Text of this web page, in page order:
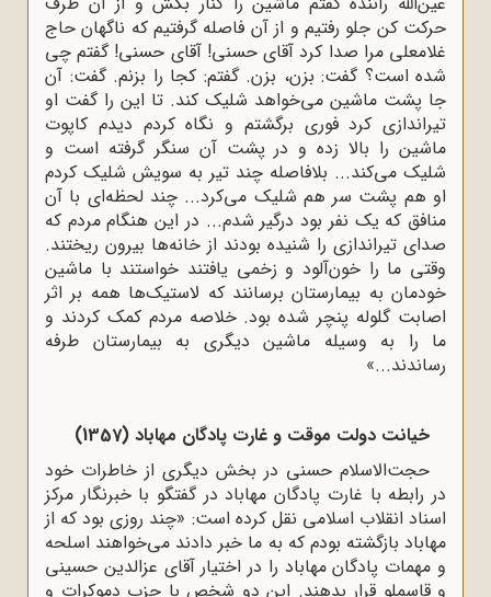
حرکت کن جلو رفتیم و از آن فاصله گرفتیم که ناگهان حاج
غلامعلی مرا صدا کرد آقای حسنی! آقای حسنی! گفتم چی
شده است؟ گفت: بزن، بزن. گفتم: کجا را بزنم. گفت: آن
جا پشت ماشین می‌خواهد شلیک کند. تا این را گفت او
تیراندازی کرد فوری برگشتم و نگاه کردم دیدم کاپوت
ماشین را بالا زده و در پشت آن سنگر گرفته است و
شلیک می‌کند... بلافاصله چند تیر به سویش شلیک کردم
او هم پشت سر هم شلیک می‌کرد... چند لحظه‌ای با آن
منافق که یک نفر بود درگیر شدم... در این هنگام مردم که
صدای تیراندازی را شنیده بودند از خانه‌ها بیرون ریختند.
وقتی ما را خون‌آلود و زخمی یافتند خواستند با ماشین
خودمان به بیمارستان برسانند که لاستیک‌ها همه بر اثر
اصابت گلوله پنچر شده بود. خلاصه مردم کمک کردند و
ما را به وسیله‌ ماشین دیگری به بیمارستان طرفه
رساندند...»
خیانت دولت موقت و غارت پادگان مهاباد (1357)
حجت‌الاسلام حسنی در بخش دیگری از خاطرات خود
در رابطه با غارت پادگان مهاباد در گفتگو با خبرنگار مرکز
اسناد انقلاب اسلامی نقل کرده است: «چند روزی بود که از
مهاباد بازگشته بودم که به ما خبر دادند می‌خواهند اسلحه
و مهمات پادگان مهاباد را در اختیار آقای عزالدین حسینی
و قاسملو قرار بدهند. این دو شخص با حزب دموکرات و